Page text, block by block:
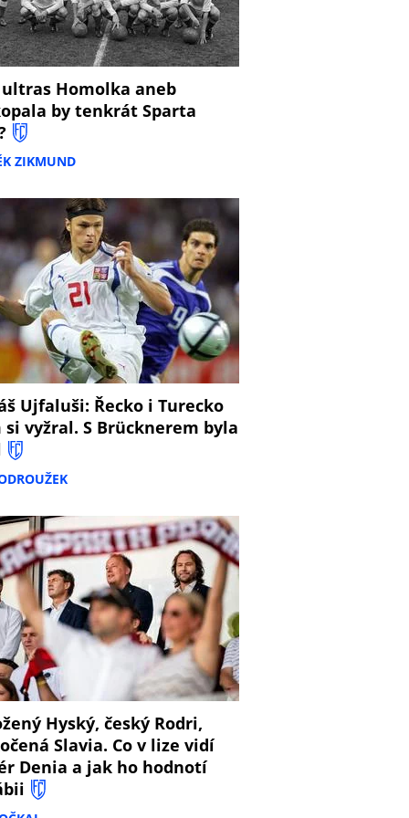
ultras Homolka aneb
by tenkrát Sparta
ZIKMUND
Ujfaluši: Řecko i Turecko
si vyžral. S Brücknerem byla
Hyský, český Rodri,
Slavia. Co v lize vidí
Denia a jak ho hodnotí
8